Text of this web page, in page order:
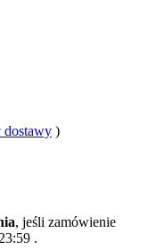
dostawy )
, jeśli zamówienie
.